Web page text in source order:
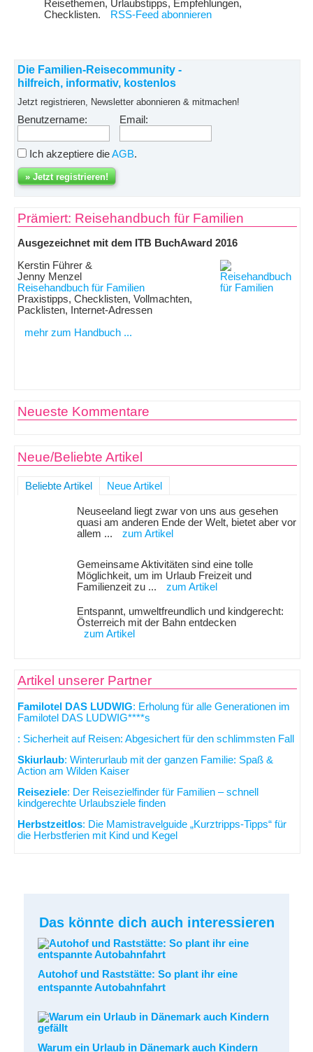
Reisethemen, Urlaubstipps, Empfehlungen,
Checklisten.
RSS-Feed abonnieren
Die Familien-Reisecommunity -
hilfreich, informativ, kostenlos
Jetzt registrieren, Newsletter abonnieren & mitmachen!
Benutzername: Email:
Ich akzeptiere dieAGB.
Prämiert: Reisehandbuch für Familien
Ausgezeichnet mit dem ITB BuchAward 2016
Kerstin Führer &
Jenny Menzel
Reisehandbuch für Familien
Praxistipps, Checklisten, Vollmachten,
Packlisten, Internet-Adressen
mehr zum Handbuch ...
Neueste Kommentare
Neue/Beliebte Artikel
Beliebte Artikel Neue Artikel
Neuseeland liegt zwar von uns aus gesehen
quasi am anderen Ende der Welt, bietet aber vor
allem ...
zum Artikel
Gemeinsame Aktivitäten sind eine tolle
Möglichkeit, um im Urlaub Freizeit und
Familienzeit zu ...
zum Artikel
Entspannt, umweltfreundlich und kindgerecht:
Österreich mit der Bahn entdecken
zum Artikel
Artikel unserer Partner
Familotel DAS LUDWIG: Erholung für alle Generationen im
Familotel DAS LUDWIG****s
: Sicherheit auf Reisen: Abgesichert für den schlimmsten Fall
Skiurlaub: Winterurlaub mit der ganzen Familie: Spaß &
Action am Wilden Kaiser
Reiseziele: Der Reisezielfinder für Familien – schnell
kindgerechte Urlaubsziele finden
Herbstzeitlos: Die Mamistravelguide „Kurztripps-Tipps“ für
die Herbstferien mit Kind und Kegel
Das könnte dich auch interessieren
Autohof und Raststätte: So plant ihr eine
entspannte Autobahnfahrt
Warum ein Urlaub in Dänemark auch Kindern